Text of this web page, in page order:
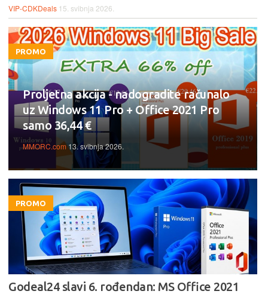
VIP-CDKDeals 15. svibnja 2026.
PROMO
Proljetna akcija - nadogradite računalo
uz Windows 11 Pro + Office 2021 Pro
samo 36,44 €
MMORC.com13. svibnja 2026.
PROMO
Godeal24 slavi 6. rođendan: MS Office 2021